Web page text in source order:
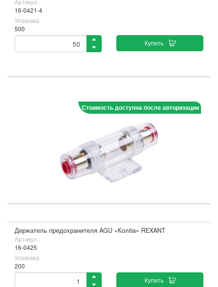
Артикул :
16-0421-4
Упаковка
500
Купить
Стоимость доступна после авторизации
Держатель предохранителя AGU «Колба» REXANT
Артикул :
16-0425
Упаковка
200
Купить